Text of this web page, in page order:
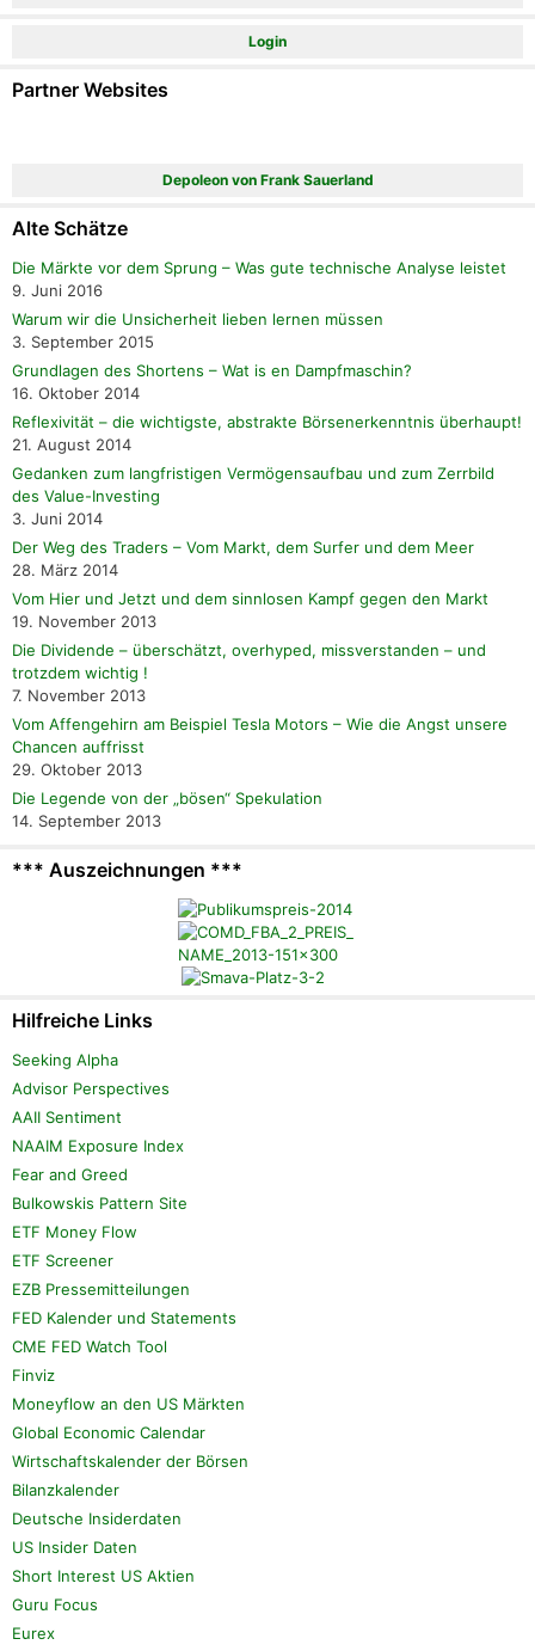
Login
Partner Websites
Depoleon von Frank Sauerland
Alte Schätze
Die Märkte vor dem Sprung – Was gute technische Analyse leistet
9. Juni 2016
Warum wir die Unsicherheit lieben lernen müssen
3. September 2015
Grundlagen des Shortens – Wat is en Dampfmaschin?
16. Oktober 2014
Reflexivität – die wichtigste, abstrakte Börsenerkenntnis überhaupt!
21. August 2014
Gedanken zum langfristigen Vermögensaufbau und zum Zerrbild
des Value-Investing
3. Juni 2014
Der Weg des Traders – Vom Markt, dem Surfer und dem Meer
28. März 2014
Vom Hier und Jetzt und dem sinnlosen Kampf gegen den Markt
19. November 2013
Die Dividende – überschätzt, overhyped, missverstanden – und
trotzdem wichtig !
7. November 2013
Vom Affengehirn am Beispiel Tesla Motors – Wie die Angst unsere
Chancen auffrisst
29. Oktober 2013
Die Legende von der „bösen“ Spekulation
14. September 2013
*** Auszeichnungen ***
Hilfreiche Links
Seeking Alpha
Advisor Perspectives
AAII Sentiment
NAAIM Exposure Index
Fear and Greed
Bulkowskis Pattern Site
ETF Money Flow
ETF Screener
EZB Pressemitteilungen
FED Kalender und Statements
CME FED Watch Tool
Finviz
Moneyflow an den US Märkten
Global Economic Calendar
Wirtschaftskalender der Börsen
Bilanzkalender
Deutsche Insiderdaten
US Insider Daten
Short Interest US Aktien
Guru Focus
Eurex